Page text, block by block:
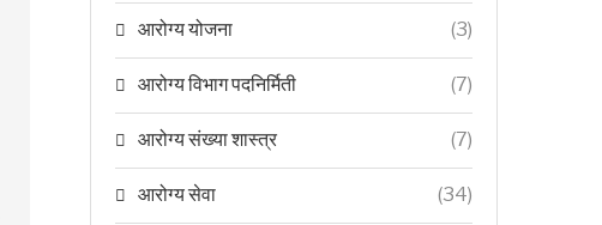
आरोग्य योजना (3)
आरोग्य विभाग पदनिर्मिती (7)
आरोग्य संख्या शास्त्र (7)
आरोग्य सेवा (34)